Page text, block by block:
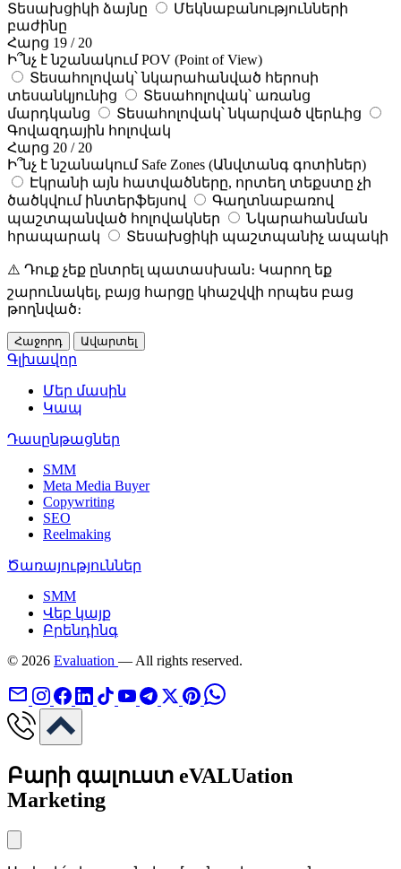
Տեսախցիկի ձայնը
Մեկնաբանությունների
բաժինը
Հարց 19 / 20
Ի՞նչ է նշանակում POV (Point of View)
Տեսահոլովակ՝ նկարահանված հերոսի
տեսանկյունից
Տեսահոլովակ՝ առանց
մարդկանց
Տեսահոլովակ՝ նկարված վերևից
Գովազդային հոլովակ
Հարց 20 / 20
Ի՞նչ է նշանակում Safe Zones (Անվտանգ գոտիներ)
Էկրանի այն հատվածները, որտեղ տեքստը չի
ծածկվում ինտերֆեյսով
Գաղտնաբառով
պաշտպանված հոլովակներ
Նկարահանման
հրապարակ
Տեսախցիկի պաշտպանիչ ապակի
⚠️ Դուք չեք ընտրել պատասխան։ Կարող եք
շարունակել, բայց հարցը կհաշվվի որպես բաց
թողնված։
Հաջորդ Ավարտել
Գլխավոր
Մեր մասին
Կապ
Դասընթացներ
SMM
Meta Media Buyer
Copywriting
SEO
Reelmaking
Ծառայություններ
SMM
Վեբ կայք
Բրենդինգ
© 2026 Evaluation — All rights reserved.
Բարի գալուստ eVALUation
Marketing